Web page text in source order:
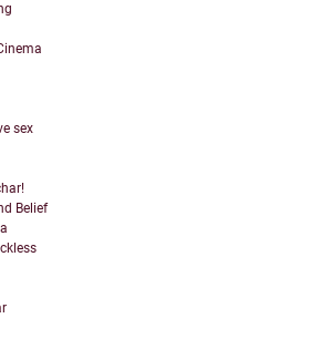
sex
Belief